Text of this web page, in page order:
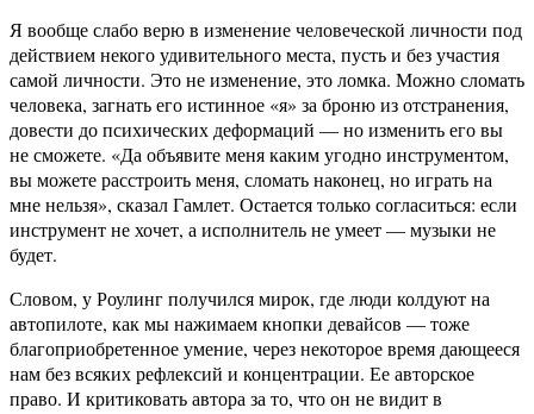
Я вообще слабо верю в изменение человеческой личности под
действием некого удивительного места, пусть и без участия
самой личности. Это не изменение, это ломка. Можно сломать
человека, загнать его истинное «я» за броню из отстранения,
довести до психических деформаций — но изменить его вы
не сможете. «Да объявите меня каким угодно инструментом,
вы можете расстроить меня, сломать наконец, но играть на
мне нельзя», сказал Гамлет. Остается только согласиться: если
инструмент не хочет, а исполнитель не умеет — музыки не
будет.
Словом, у Роулинг получился мирок, где люди колдуют на
автопилоте, как мы нажимаем кнопки девайсов — тоже
благоприобретенное умение, через некоторое время дающееся
нам без всяких рефлексий и концентрации. Ее авторское
право. И критиковать автора за то, что он не видит в